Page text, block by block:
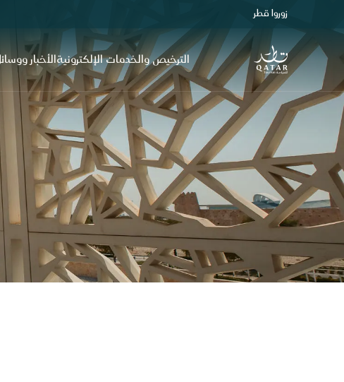
الصفحة الرئيسية لموقع VisitQatar
زوروا قطر
الترخيص والخدمات الإلكترونيةالأخبار